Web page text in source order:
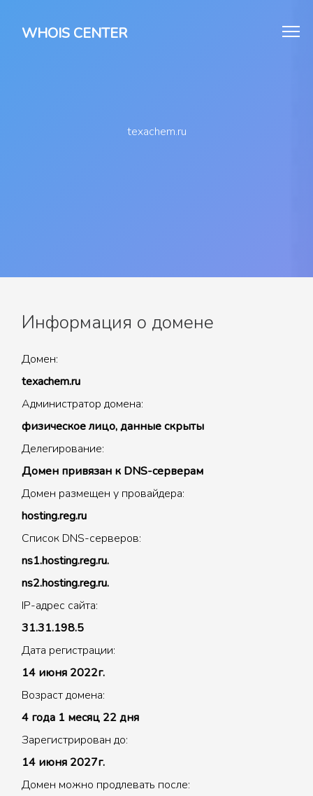
WHOIS CENTER
texachem.ru
Информация о домене
Домен:
texachem.ru
Администратор домена:
физическое лицо, данные скрыты
Делегирование:
Домен привязан к DNS-серверам
Домен размещен у провайдера:
hosting.reg.ru
Список DNS-серверов:
ns1.hosting.reg.ru.
ns2.hosting.reg.ru.
IP-адрес сайта:
31.31.198.5
Дата регистрации:
14 июня 2022г.
Возраст домена:
4 года 1 месяц 22 дня
Зарегистрирован до:
14 июня 2027г.
Домен можно продлевать после: